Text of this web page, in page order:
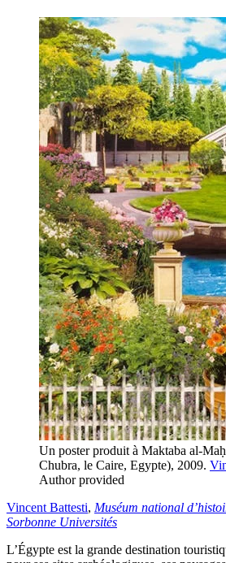
Un poster produit à Maktaba al-
Chubra, le Caire, Egypte), 2009.
Author provided
Vincent Battesti, Muséum national
Sorbonne Universités
L’Égypte est la grande destination